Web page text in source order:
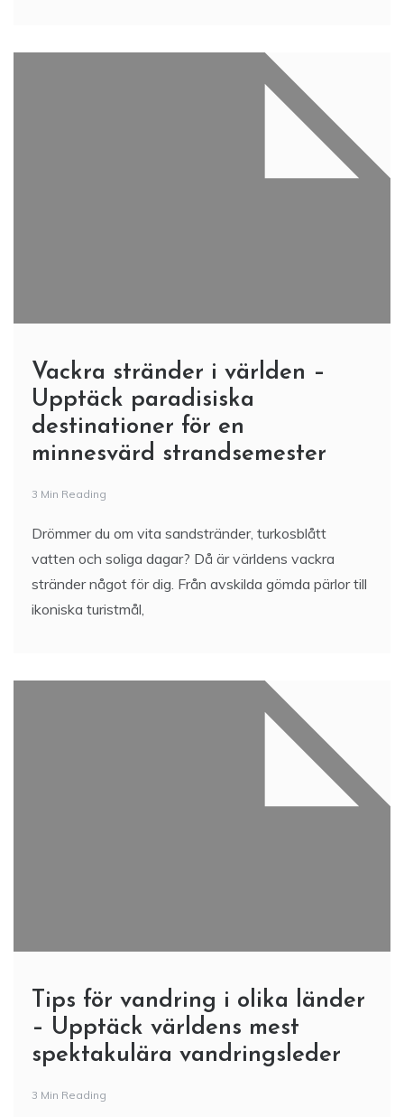
Vackra stränder i världen –
Upptäck paradisiska
destinationer för en
minnesvärd strandsemester
3 Min Reading
Drömmer du om vita sandstränder, turkosblått
vatten och soliga dagar? Då är världens vackra
stränder något för dig. Från avskilda gömda pärlor till
ikoniska turistmål,
Tips för vandring i olika länder
– Upptäck världens mest
spektakulära vandringsleder
3 Min Reading